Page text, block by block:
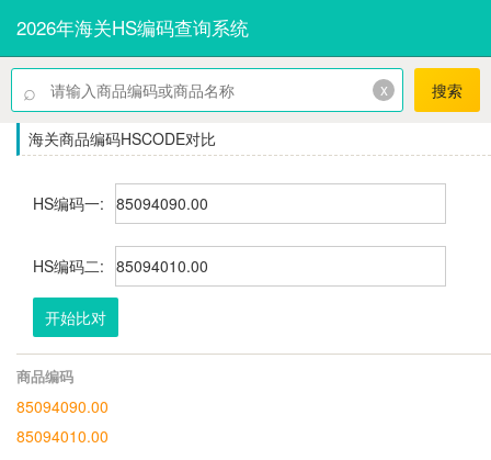
2026年海关HS编码查询系统
⌕ x 搜索
海关商品编码HSCODE对比
HS编码一:
HS编码二:
开始比对
商品编码
85094090.00
85094010.00